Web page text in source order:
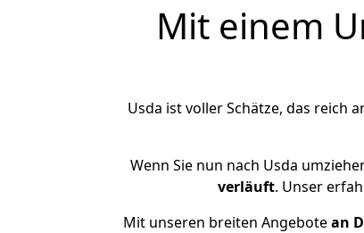
Mit einem
Usda ist voller Schätze, das reich
Wenn Sie nun nach Usda
verläuft. Unser
Mit unseren breiten Angebotean